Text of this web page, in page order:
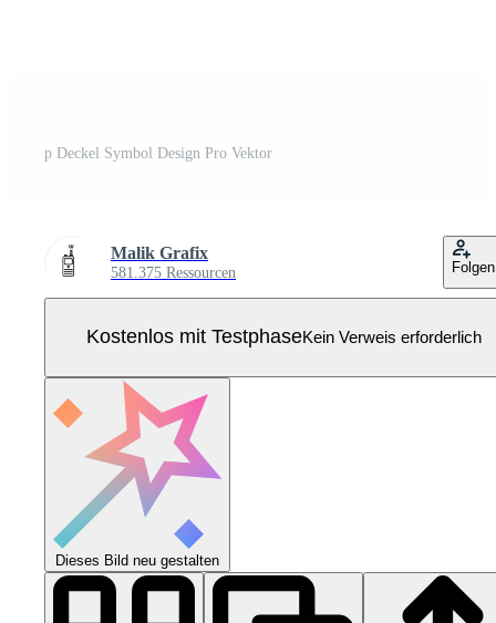
p Deckel Symbol Design Pro Vektor
Malik Grafix
581.375 Ressourcen Folgen
Kostenlos mit TestphaseKein Verweis erforderlich
Dieses Bild neu gestalten